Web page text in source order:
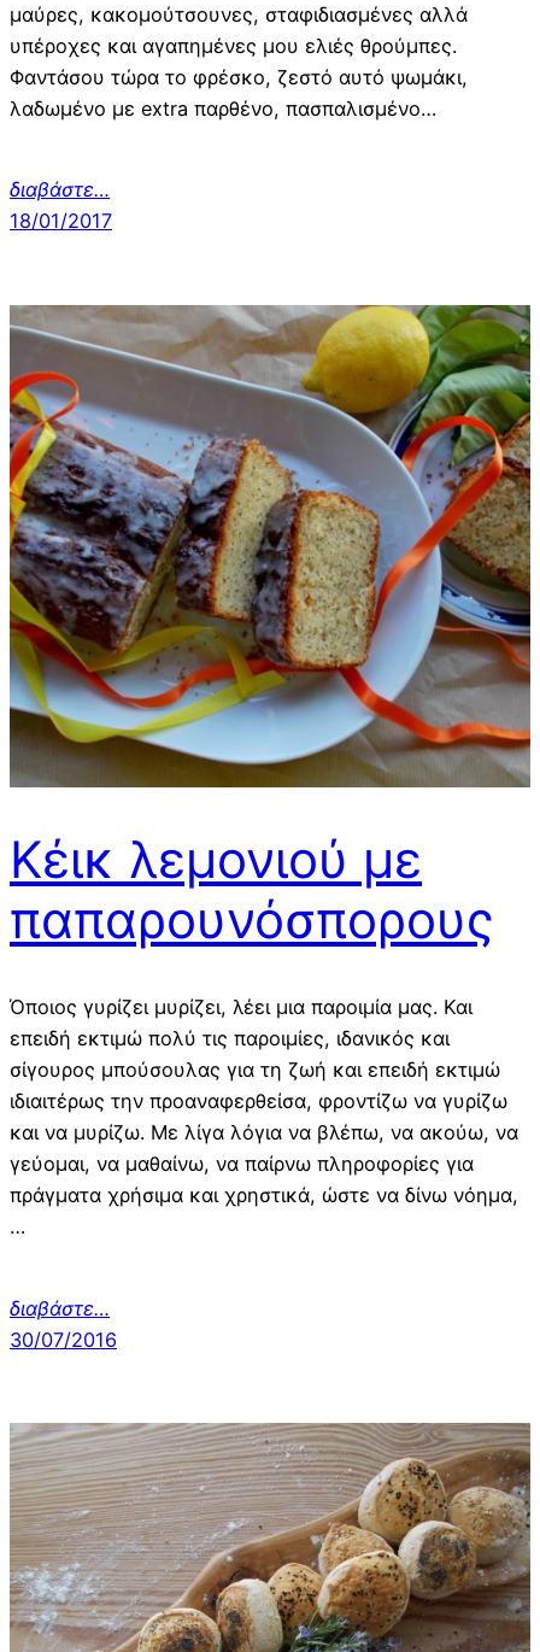
μαύρες, κακομούτσουνες, σταφιδιασμένες αλλά
υπέροχες και αγαπημένες μου ελιές θρούμπες.
Φαντάσου τώρα το φρέσκο, ζεστό αυτό ψωμάκι,
λαδωμένο με extra παρθένο, πασπαλισμένο…
διαβάστε…
18/01/2017
Κέικ λεμονιού με
παπαρουνόσπορους
Όποιος γυρίζει μυρίζει, λέει μια παροιμία μας. Και
επειδή εκτιμώ πολύ τις παροιμίες, ιδανικός και
σίγουρος μπούσουλας για τη ζωή και επειδή εκτιμώ
ιδιαιτέρως την προαναφερθείσα, φροντίζω να γυρίζω
και να μυρίζω. Με λίγα λόγια να βλέπω, να ακούω, να
γεύομαι, να μαθαίνω, να παίρνω πληροφορίες για
πράγματα χρήσιμα και χρηστικά, ώστε να δίνω νόημα,
…
διαβάστε…
30/07/2016